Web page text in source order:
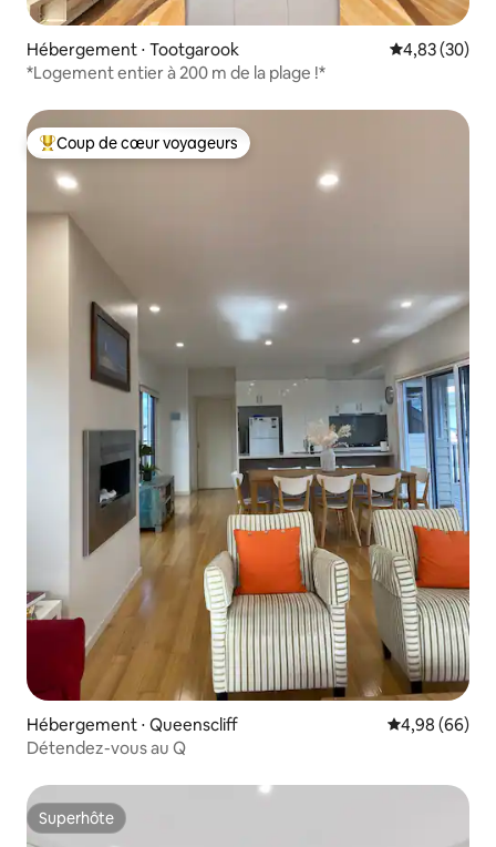
Hébergement ⋅ Tootgarook Évaluation
4,83 (30)
*Logement entier à 200 m de la plage !*
Coups de cœur voyageurs les plus appréciés
Coup de cœur voyageurs
Hébergement ⋅ Queenscliff Évaluation
4,98 (66)
Détendez-vous au Q
Superhôte
Superhôte